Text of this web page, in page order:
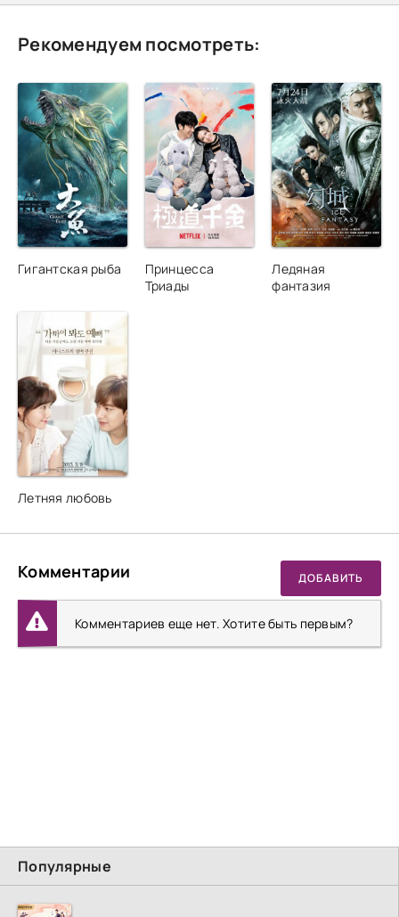
Популярные
Рекомендуем посмотреть:
Гигантская рыба
Принцесса
Триады
Ледяная
фантазия
Летняя любовь
Комментарии ДОБАВИТЬ
Комментариев еще нет. Хотите быть первым?